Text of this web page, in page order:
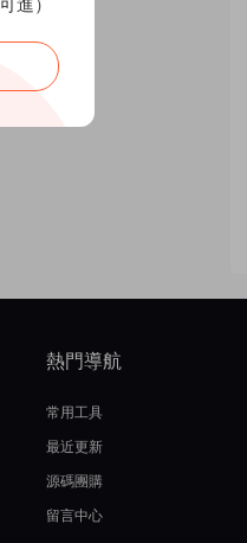
熱門導航
常用工具
最近更新
源碼團購
留言中心